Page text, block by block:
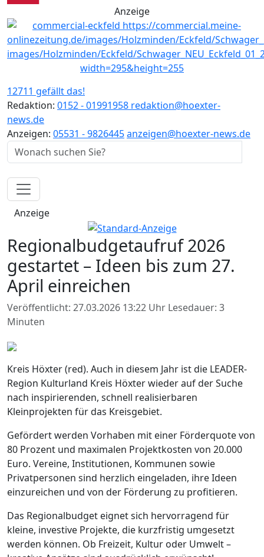
Anzeige
12711 gefällt das!
Redaktion: 0152 - 01991958 redaktion@hoexter-
news.de
Anzeigen: 05531 - 9826445anzeigen@hoexter-news.de
Anzeige
Regionalbudgetaufruf 2026
gestartet – Ideen bis zum 27.
April einreichen
Veröffentlicht: 27.03.2026 13:22 Uhr Lesedauer: 3
Minuten
Kreis Höxter (red). Auch in diesem Jahr ist die LEADER-
Region Kulturland Kreis Höxter wieder auf der Suche
nach inspirierenden, schnell realisierbaren
Kleinprojekten für das Kreisgebiet.
Gefördert werden Vorhaben mit einer Förderquote von
80 Prozent und maximalen Projektkosten von 20.000
Euro. Vereine, Institutionen, Kommunen sowie
Privatpersonen sind herzlich eingeladen, ihre Ideen
einzureichen und von der Förderung zu profitieren.
Das Regionalbudget eignet sich hervorragend für
kleine, investive Projekte, die kurzfristig umgesetzt
werden können. Ob Freizeit, Kultur oder Umwelt –